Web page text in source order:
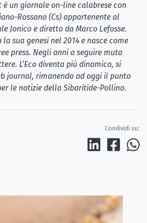
è un giornale on-line calabrese con
Rossano (Cs) appartenente al
Jonico e diretto da Marco Lefosse.
sua genesi nel 2014 e nasce come
press. Negli anni a seguire muta
L’Eco diventa più dinamico, si
journal, rimanendo ad oggi il punto
le notizie della Sibaritide-Pollino.
Condividi su: